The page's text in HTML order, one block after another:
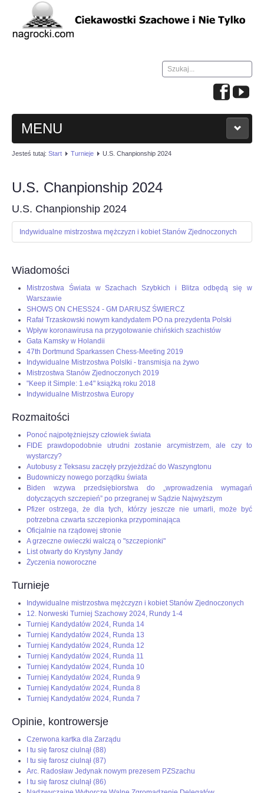
Szukaj...
MENU
HOME
WIADOMOŚCI
NAUKA GRY W SZACHY
OPINIE, KONTROWERSJE
POLITYKA
FILMIKI
Z ARCHIWUM
SZACHIŚCI
ZDJĘCIA
Z KALENDARZA
Jesteś tutaj: Start Turnieje U.S. Chanpionship 2024
U.S. Chanpionship 2024
U.S. Chanpionship 2024
Indywidualne mistrzostwa mężczyzn i kobiet Stanów Zjednoczonych
Wiadomości
Mistrzostwa Świata w Szachach Szybkich i Blitza odbędą się w
Warszawie
SHOWS ON CHESS24 - GM DARIUSZ ŚWIERCZ
Rafał Trzaskowski nowym kandydatem PO na prezydenta Polski
Wpływ koronawirusa na przygotowanie chińskich szachistów
Gata Kamsky w Holandii
47th Dortmund Sparkassen Chess-Meeting 2019
Indywidualne Mistrzostwa Polslki - transmisja na żywo
Mistrzostwa Stanów Zjednoczonych 2019
"Keep it Simple: 1.e4" książką roku 2018
Indywidualne Mistrzostwa Europy
Rozmaitości
Ponoć najpotężniejszy człowiek świata
FIDE prawdopodobnie utrudni zostanie arcymistrzem, ale czy to
wystarczy?
Autobusy z Teksasu zaczęły przyjeżdżać do Waszyngtonu
Budowniczy nowego porządku świata
Biden wzywa przedsiębiorstwa do „wprowadzenia wymagań
dotyczących szczepień” po przegranej w Sądzie Najwyższym
Pfizer ostrzega, że dla tych, którzy jeszcze nie umarli, może być
potrzebna czwarta szczepionka przypominająca
Oficjalnie na rządowej stronie
A grzeczne owieczki walczą o "szczepionki"
List otwarty do Krystyny Jandy
Życzenia noworoczne
Turnieje
Indywidualne mistrzostwa mężczyzn i kobiet Stanów Zjednoczonych
12. Norweski Turniej Szachowy 2024, Rundy 1-4
Turniej Kandydatów 2024, Runda 14
Turniej Kandydatów 2024, Runda 13
Turniej Kandydatów 2024, Runda 12
Turniej Kandydatów 2024, Runda 11
Turniej Kandydatów 2024, Runda 10
Turniej Kandydatów 2024, Runda 9
Turniej Kandydatów 2024, Runda 8
Turniej Kandydatów 2024, Runda 7
Opinie, kontrowersje
Czerwona kartka dla Zarządu
I tu się farosz ciulnął (88)
I tu się farosz ciulnął (87)
Arc. Radosław Jedynak nowym prezesem PZSzachu
I tu się farosz ciulnął (86)